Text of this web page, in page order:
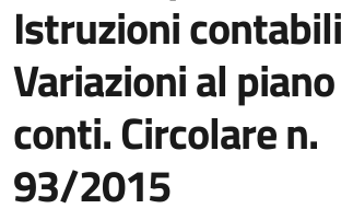
Istruzioni
Variazioni al
conti. Circolare n.
93/2015